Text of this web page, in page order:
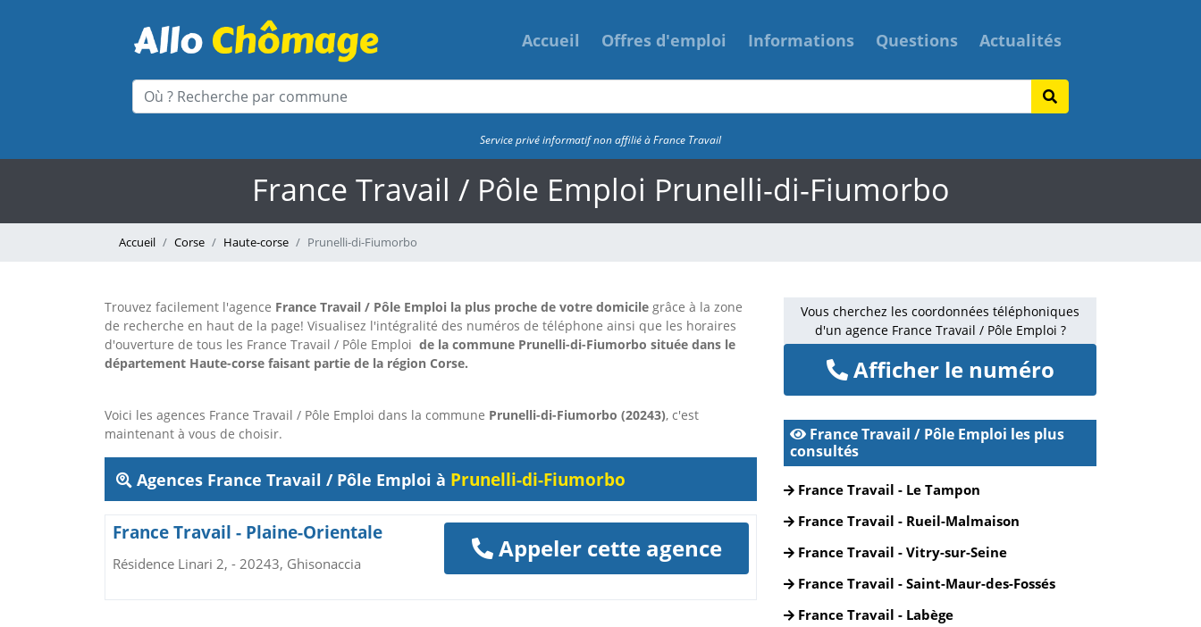
Accueil Offres d'emploi Informations Questions Actualités
Service privé informatif non affilié à France Travail
France Travail / Pôle Emploi Prunelli-di-Fiumorbo
Accueil Corse Haute-corse Prunelli-di-Fiumorbo
Trouvez facilement l'agence France Travail / Pôle Emploi la plus proche de votre domicile grâce à la zone
de recherche en haut de la page! Visualisez l'intégralité des numéros de téléphone ainsi que les horaires
d'ouverture de tous les France Travail / Pôle Emploi de la commune Prunelli-di-Fiumorbo située dans le
département Haute-corse faisant partie de la région Corse.
Voici les agences France Travail / Pôle Emploi dans la commune Prunelli-di-Fiumorbo (20243), c'est
maintenant à vous de choisir.
Agences France Travail / Pôle Emploi à Prunelli-di-Fiumorbo
France Travail - Plaine-Orientale
Résidence Linari 2, - 20243, Ghisonaccia
Appeler cette agence
Vous cherchez les coordonnées téléphoniques
d'un agence France Travail / Pôle Emploi ?
Afficher le numéro
France Travail / Pôle Emploi les plus
consultés
France Travail - Le Tampon
France Travail - Rueil-Malmaison
France Travail - Vitry-sur-Seine
France Travail - Saint-Maur-des-Fossés
France Travail - Labège